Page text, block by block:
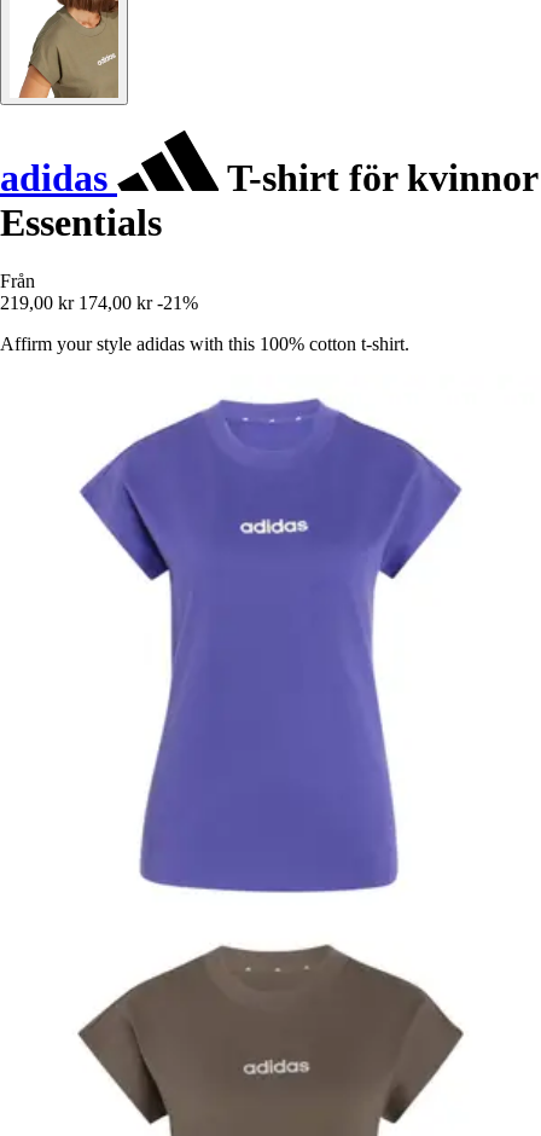
adidas
T-shirt för kvinnor
Essentials
Från
219,00 kr 174,00 kr -21%
Affirm your style adidas with this 100% cotton t-shirt.